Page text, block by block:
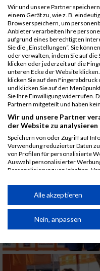
ALBUM B2RUN
Wir und unsere Partner
einem Gerät zu, wie z. B.
Browserspeichern, um
Anbieter verarbeiten Ihre
aufgrund eines berechtigten
Sie die „Einstellungen“. Sie
oder verwalten, indem Sie auf
klicken oder jederzeit auf die
unteren Ecke der Website
klicken Sie auf den
und klicken Sie auf den
Sie Ihre Einwilligung widerrufen.
Partnern mitgeteilt und haben
Wir und unsere Partner
der Website zu
Speichern von oder Zugriff auf
Verwendung reduzierter Daten
von Profilen für personalisierte
Auswahl personalisierter
Personalisierung von Inhalten.
Performance von Inhalten.
Kombinationen von Daten aus
von Inhalten.
Daten können außerhalb der
Website/App.
Partnerliste anzeigen (1
Alle akzeptieren
Nein, anpassen